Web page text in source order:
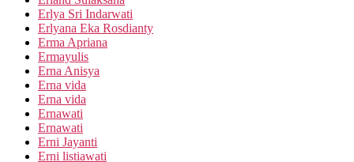
Erlya Sri Indarwati
Erlyana Eka Rosdianty
Erma Apriana
Ermayulis
Erna Anisya
Erna vida
Erna vida
Ernawati
Ernawati
Erni Jayanti
Erni listiawati